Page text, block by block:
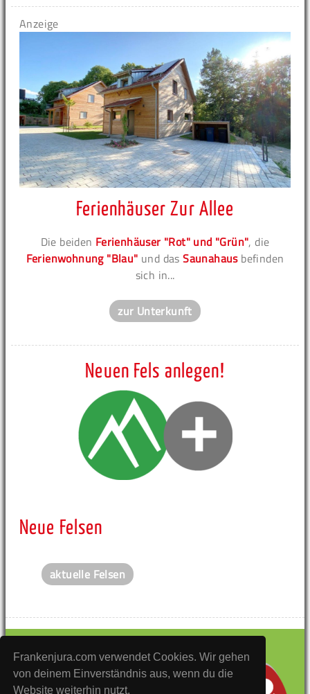
Frankenjura.com verwendet Cookies. Wir gehen
von deinem Einverständnis aus, wenn du die
Website weiterhin nutzt.
Anzeige
Ferienhäuser Zur Allee
Die beiden Ferienhäuser "Rot" und "Grün", die
Ferienwohnung "Blau" und dasSaunahausbefinden
sich in...
zur Unterkunft
Neuen Fels anlegen!
Neue Felsen
aktuelle Felsen